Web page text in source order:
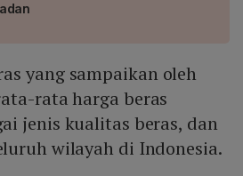
yang sampaikan oleh
rata harga beras
jenis kualitas beras, dan
wilayah di Indonesia.